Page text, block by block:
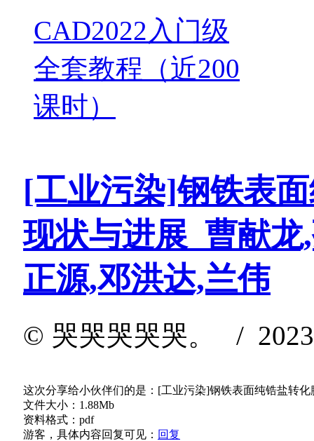
CAD2022入门级
全套教程（近200
课时）
[工业污染]钢铁表
现状与进展_曹献
正源,邓洪达,兰伟
© 哭哭哭哭哭。 /
这次分享给小伙伴们的是：[工业污染]钢铁表面纯锆盐转
文件大小：1.88Mb
资料格式：pdf
游客，具体内容回复可见： 回复